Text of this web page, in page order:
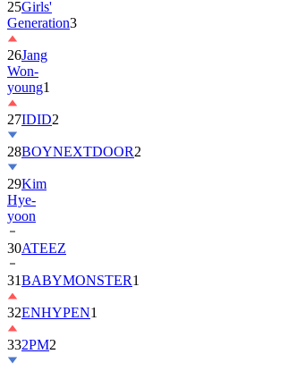
26Jang
Won-
young1
27IDID
28BOYNEXTDOOR
29Kim
Hye-
yoon
30ATEEZ
31BABYMONSTER
32ENHYPEN1
332PM2
34ILLIT